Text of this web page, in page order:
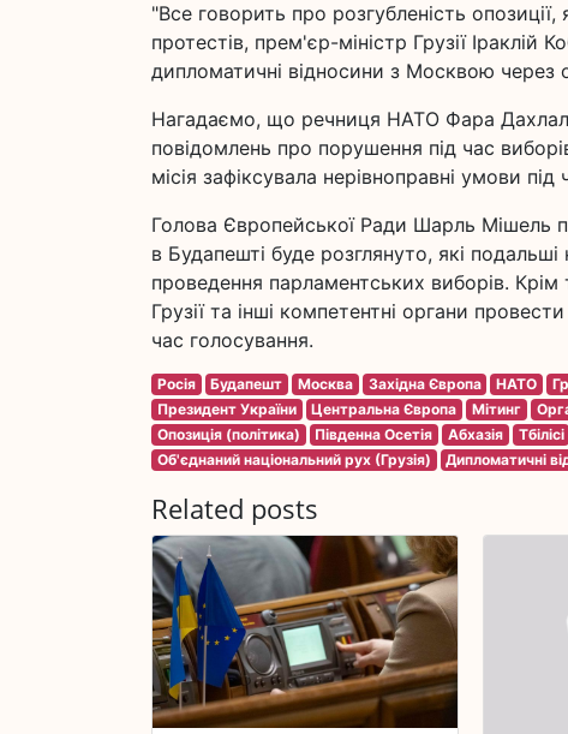
"Все говорить про розгубленість
протестів, прем'єр-міністр Грузії Іраклій
дипломатичні відносини з Москвою через
Нагадаємо, що речниця НАТО Фара
повідомлень про порушення під час
місія зафіксувала нерівноправні умови під
Голова Європейської Ради Шарль Мішель
в Будапешті буде розглянуто, які
проведення парламентських виборів.
Грузії та інші компетентні органи
час голосування.
Росія Будапешт Москва Західна Європа НАТО
Президент України
Центральна Європа Мітинг
Опозиція (політика)
Південна Осетія Абхазія Тбілісі
Об'єднаний національний рух (Грузія)
Дипломатичні
Related posts